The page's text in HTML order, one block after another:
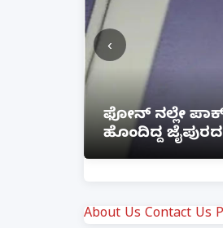
ಲಕ್ನೋ ಗೇಮಿಂಗ್
ಗಾಯ
‹
About Us Contact Us